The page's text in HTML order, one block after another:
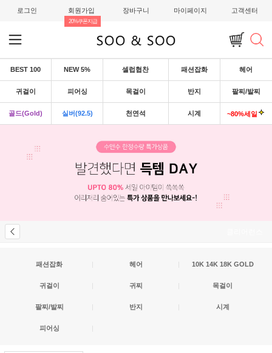
로그인 회원가입
20%쿠폰지급
장바구니 마이페이지 고객센터
BEST 100 NEW 5% 셀럽협찬 패션잡화 헤어
귀걸이 피어싱 목걸이 반지 팔찌/발찌
골드(Gold) 실버(92.5) 천연석 시계 ~80%세일
패션잡화 헤어 10K 14K 18K GOLD
귀걸이 귀찌 목걸이
팔찌/발찌 반지 시계
피어싱